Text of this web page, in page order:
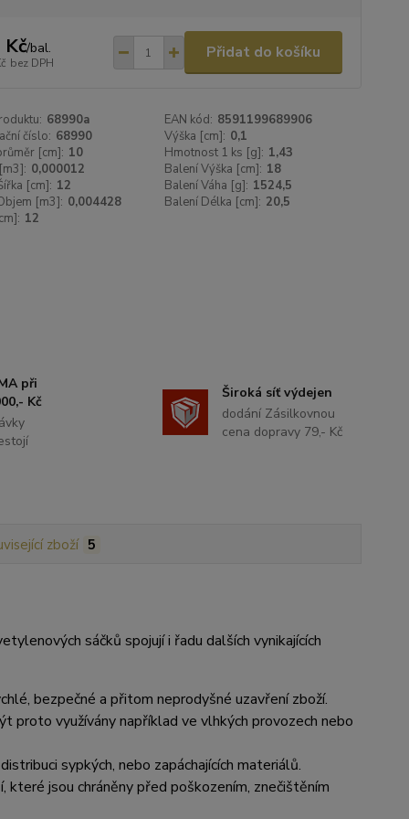
Kč/bal.
bez DPH
Přidat do košíku
68990a EAN kód: 8591199689906
číslo: 68990 Výška [cm]: 0,1
[cm]: 10 Hmotnost 1 ks [g]: 1,43
0,000012 Balení Výška [cm]: 18
[cm]: 12 Balení Váha [g]: 1524,5
[m3]: 0,004428 Balení Délka [cm]: 20,5
12
při
Kč
Široká síť výdejen
dodání Zásilkovnou
cena dopravy 79,- Kč
zboží 5
sáčků spojují i řadu dalších vynikajících
bezpečné a přitom neprodyšné uzavření zboží.
proto využívány například ve vlhkých provozech nebo
sypkých, nebo zapáchajících materiálů.
jsou chráněny před poškozením, znečištěním